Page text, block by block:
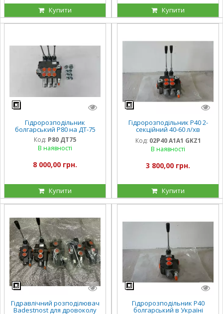
Купити Купити
Гідророзподільник
болгарський Р80 на ДТ-75
Код: Р80 ДТ75
В наявності
8 000,00 грн.
Купити
Гідророзподільник Р40 2-
секційний 40-60 л/хв
Badestnost
Код: 02Р40 А1А1 GKZ1
В наявності
3 800,00 грн.
Купити
Гідравлічний розподілювач
Badestnost для дровоколу
Гідророзподільник Р40
болгарський в Україні